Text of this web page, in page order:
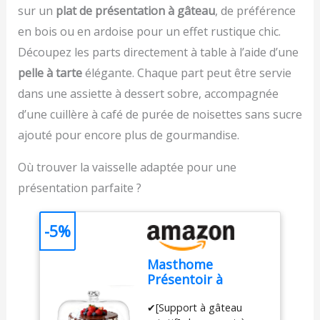
RAISONNABLE : Nous
vous recommandons de
faire réparer votre
produit dans notre
réseau de 6 200 centres
de réparation dans le
monde entier pour qu'il
dure plus longtemps.
matière de pâtisserie.
S'ADAPTE ATOUS VOS
BESOINS EN PÂTISSERIE
: 3 outils essentiels - un
fouet pour les œufs, un
batteur pour les gâteaux
et un crochet pétrinpour
les brioches et les pâtes
brisées. FACILE À
RANGER : Sa taille
rangement - idéal pour
15 ANS À UN PRIX
RAISONNABLE : Nous
vous recommandons de
faire réparer votre
réseau de 6 200 centres
sur un plat de présentation à gâteau, de préférence
en bois ou en ardoise pour un effet rustique chic.
Découpez les parts directement à table à l’aide d’une
pelle à tarteélégante. Chaque part peut être servie
dans une assiette à dessert sobre, accompagnée
d’une cuillère à café de purée de noisettes sans sucre
ajouté pour encore plus de gourmandise.
Où trouver la vaisselle adaptée pour une
présentation parfaite ?
Masthome
Présentoir à
avec Couvercle,
✔[Support à gâteau
-5%